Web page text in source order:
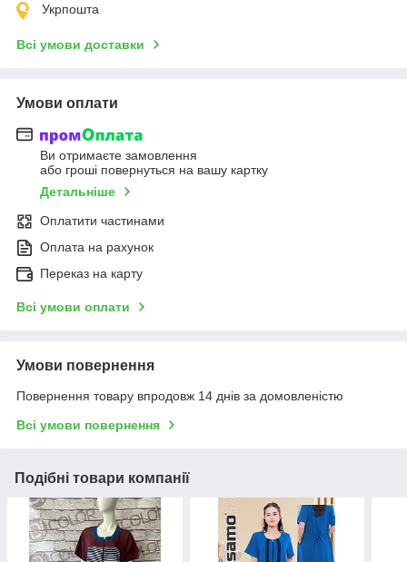
Укрпошта
Всі умови доставки
Умови оплати
Ви отримаєте замовлення
або гроші повернуться на вашу картку
Детальніше
Оплатити частинами
Оплата на рахунок
Переказ на карту
Всі умови оплати
Умови повернення
Повернення товару впродовж 14 днів за домовленістю
Всі умови повернення
Подібні товари компанії